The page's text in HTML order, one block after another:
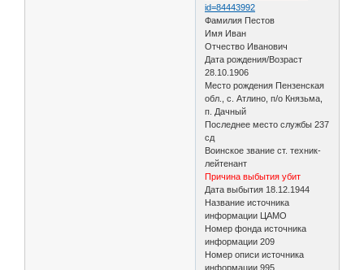
id=84443992
Фамилия Пестов
Имя Иван
Отчество Иванович
Дата рождения/Возраст
28.10.1906
Место рождения Пензенская
обл., с. Атлино, п/о Князьма,
п. Дачный
Последнее место службы 237
сд
Воинское звание ст. техник-
лейтенант
Причина выбытия убит
Дата выбытия 18.12.1944
Название источника
информации ЦАМО
Номер фонда источника
информации 209
Номер описи источника
информации 995